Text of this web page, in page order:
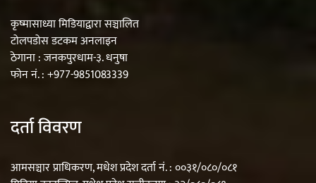
कृष्मासाध्या मिडियाद्वारा सञ्चालित
टोलपडोस डटकम अनलाइन
ठेगाना : जनकपुरधाम-३. धनुषा
फोन नं. : +977-9851083339
दर्ता विवरण
आमसञ्चार प्राधिकरण, मधेश प्रदेश दर्ता नं. : ००३१/०८०/०८१